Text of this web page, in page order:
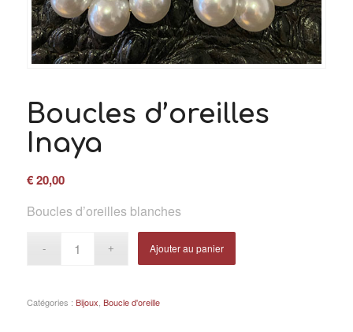
Boucles d’oreilles
Inaya
€20,00
Boucles d’oreilles blanches
Ajouter au panier
Catégories : Bijoux Boucle d'oreille